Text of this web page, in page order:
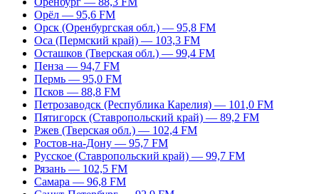
Орёл — 95,6 FM
Орск (Оренбургская обл.) — 95,8 FM
Оса (Пермский край) — 103,3 FM
Осташков (Тверская обл.) — 99,4 FM
Пенза — 94,7 FM
Пермь — 95,0 FM
Псков — 88,8 FM
Петрозаводск (Республика Карелия) — 101,0 FM
Пятигорск (Ставропольский край) — 89,2 FM
Ржев (Тверская обл.) — 102,4 FM
Ростов-на-Дону — 95,7 FM
Русское (Ставропольский край) — 99,7 FM
Рязань — 102,5 FM
Самара — 96,8 FM